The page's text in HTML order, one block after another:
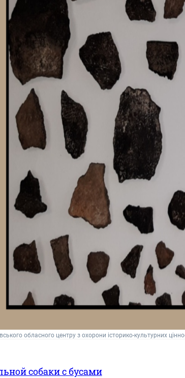
обласного центру з охорони історико-культурних
собаки с бусами